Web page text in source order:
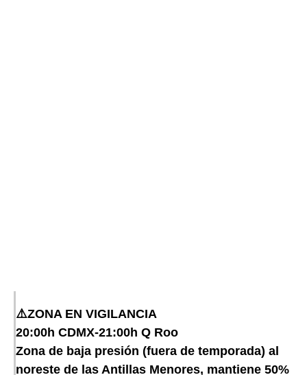
⚠️ZONA EN VIGILANCIA
20:00h CDMX-21:00h Q Roo
Zona de baja presión (fuera de temporada) al
noreste de las Antillas Menores, mantiene 50%